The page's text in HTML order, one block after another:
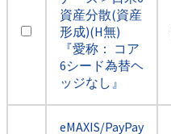
資産分散(資産
形成)(H無)
『愛称： コア
6シード為替ヘ
ッジなし』
eMAXIS/PayPay